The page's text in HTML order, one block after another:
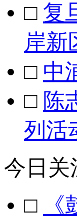
□ 复
岸新
□ 中
□ 陈
列活
今日关
□